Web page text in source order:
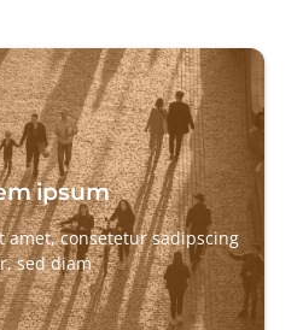
ipsum
amet, consetetur sadipscing
sed diam